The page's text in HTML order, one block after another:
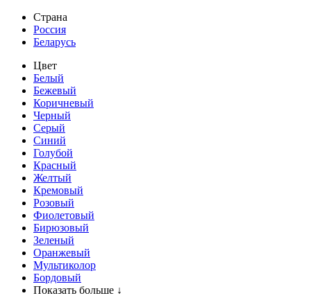
Страна
Россия
Беларусь
Цвет
Белый
Бежевый
Коричневый
Черный
Серый
Синий
Голубой
Красный
Желтый
Кремовый
Розовый
Фиолетовый
Бирюзовый
Зеленый
Оранжевый
Мультиколор
Бордовый
Показать больше ↓